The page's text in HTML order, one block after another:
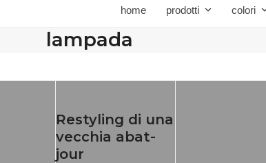
home prodotti colori
lampada
Restyling di una
vecchia abat-
jour